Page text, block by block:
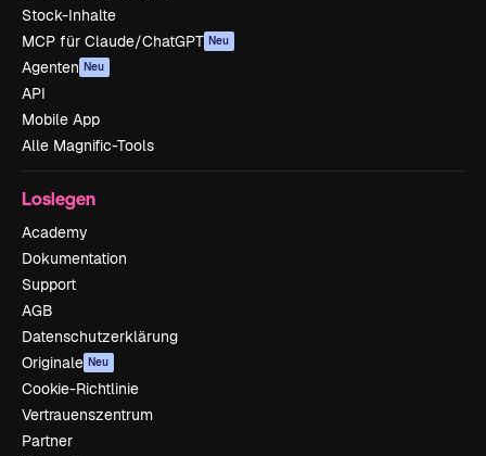
Stock-Inhalte
MCP für Claude/ChatGPT Neu
Agenten Neu
API
Mobile App
Alle Magnific-Tools
Loslegen
Academy
Dokumentation
Support
AGB
Datenschutzerklärung
Originale Neu
Cookie-Richtlinie
Vertrauenszentrum
Partner